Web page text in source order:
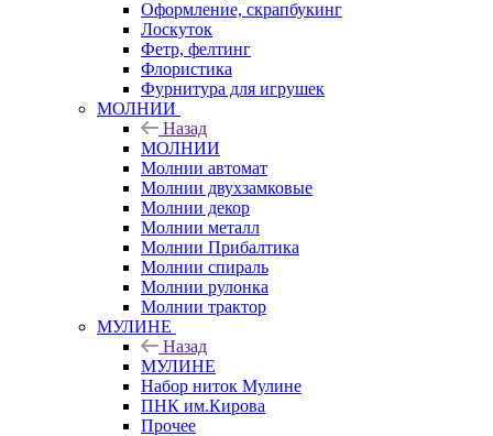
Оформление, скрапбукинг
Лоскуток
Фетр, фелтинг
Флористика
Фурнитура для игрушек
МОЛНИИ
Назад
МОЛНИИ
Молнии автомат
Молнии двухзамковые
Молнии декор
Молнии металл
Молнии Прибалтика
Молнии спираль
Молнии рулонка
Молнии трактор
МУЛИНЕ
Назад
МУЛИНЕ
Набор ниток Мулине
ПНК им.Кирова
Прочее